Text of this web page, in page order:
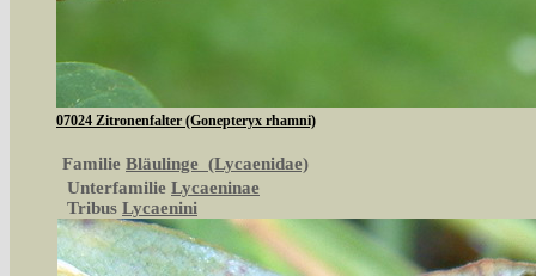
07024 Zitronenfalter (Gonepteryx rhamni)
Familie Bläulinge (Lycaenidae)
Unterfamilie Lycaeninae
Tribus Lycaenini